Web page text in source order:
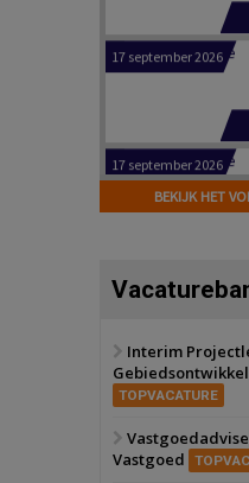
17 september 2026
6 oktober 2026
BEKIJK HET
Interim
TOPVACATURE
Vastgoed